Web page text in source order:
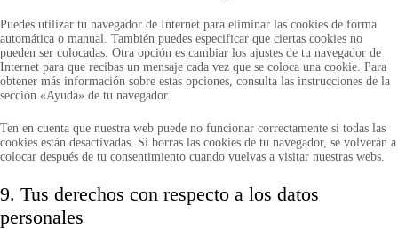
Puedes utilizar tu navegador de Internet para eliminar las cookies de forma
automática o manual. También puedes especificar que ciertas cookies no
pueden ser colocadas. Otra opción es cambiar los ajustes de tu navegador de
Internet para que recibas un mensaje cada vez que se coloca una cookie. Para
obtener más información sobre estas opciones, consulta las instrucciones de la
sección «Ayuda» de tu navegador.
Ten en cuenta que nuestra web puede no funcionar correctamente si todas las
cookies están desactivadas. Si borras las cookies de tu navegador, se volverán a
colocar después de tu consentimiento cuando vuelvas a visitar nuestras webs.
9. Tus derechos con respecto a los datos
personales